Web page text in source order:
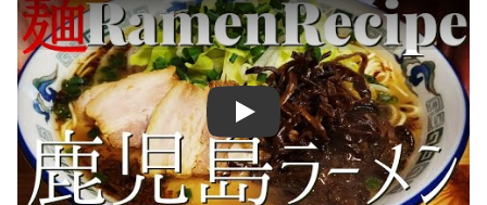
Play